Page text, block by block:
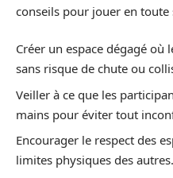
conseils pour jouer en toute
Créer un espace dégagé
sans risque de chute ou
Veiller à ce que les
mains pour éviter tout
Encourager le respect des
limites physiques des autres.